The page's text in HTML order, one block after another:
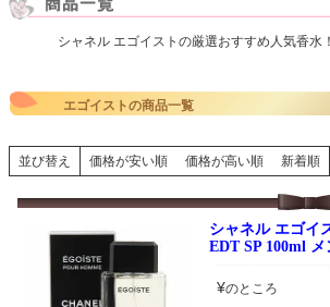
シャネル エゴイストの厳選おすすめ人気香
エゴイストの商品一覧
並び替え 価格が安い順 価格が高い順 新着順
シャネル エゴイ
EDT SP 100ml
¥のところ